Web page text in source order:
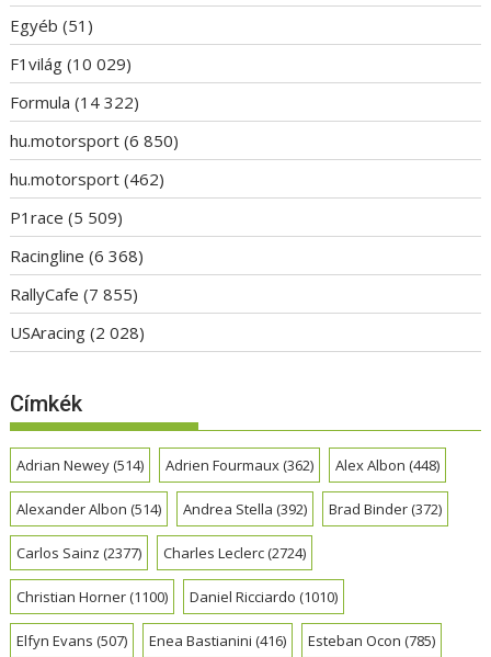
Egyéb (51)
F1világ (10 029)
Formula (14 322)
hu.motorsport (6 850)
hu.motorsport (462)
P1race (5 509)
Racingline (6 368)
RallyCafe (7 855)
USAracing (2 028)
Címkék
Adrian Newey(514) Adrien Fourmaux(362) Alex Albon (448)
Alexander Albon (514) Andrea Stella (392) Brad Binder(372)
Carlos Sainz (2377) Charles Leclerc(2724)
Christian Horner(1100) Daniel Ricciardo (1010)
Elfyn Evans (507) Enea Bastianini (416) Esteban Ocon (785)